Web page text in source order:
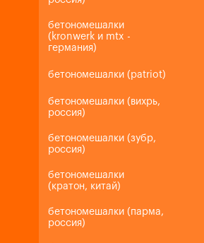
бетономешалки
(kronwerk и mtx -
германия)
бетономешалки (patriot)
бетономешалки (вихрь,
россия)
бетономешалки (зубр,
россия)
бетономешалки
(кратон, китай)
бетономешалки (парма,
россия)